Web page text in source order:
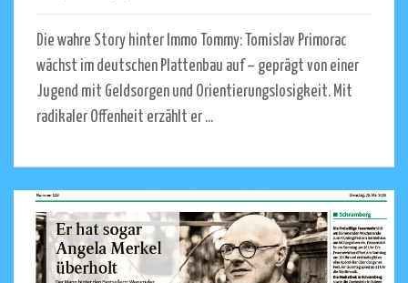
Die wahre Story hinter Immo Tommy: Tomislav Primorac
wächst im deutschen Plattenbau auf – geprägt von einer
Jugend mit Geldsorgen und Orientierungslosigkeit. Mit
radikaler Offenheit erzählt er ...